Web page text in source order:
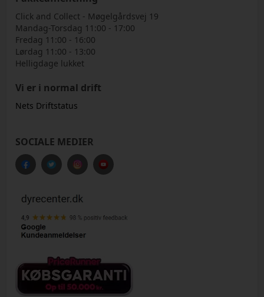
Click and Collect - Møgelgårdsvej 19
Mandag-Torsdag 11:00 - 17:00
Fredag 11:00 - 16:00
Lørdag 11:00 - 13:00
Helligdage lukket
Vi er i normal drift
Nets Driftstatus
SOCIALE MEDIER